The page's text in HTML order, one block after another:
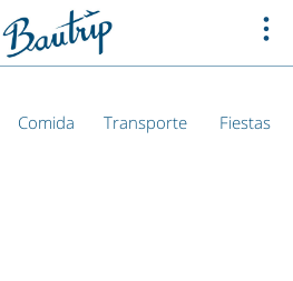
Comida Transporte Fiestas